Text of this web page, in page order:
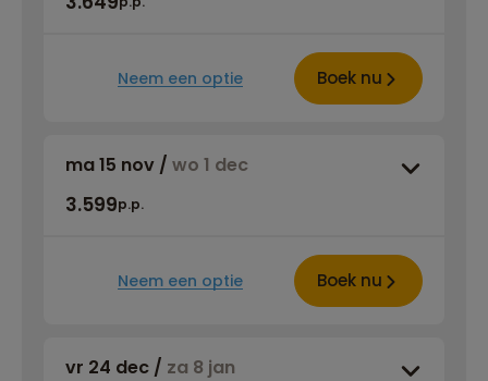
Neem een optie Boek nu
ma 15 nov / wo 1 dec
3.599p.p.
Neem een optie Boek nu
vr 24 dec / za 8 jan